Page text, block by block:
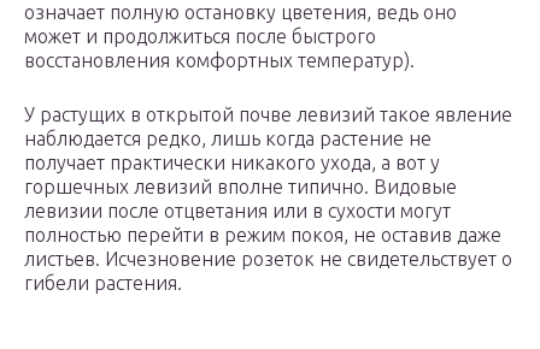
означает полную остановку цветения, ведь оно
может и продолжиться после быстрого
восстановления комфортных температур).
У растущих в открытой почве левизий такое явление
наблюдается редко, лишь когда растение не
получает практически никакого ухода, а вот у
горшечных левизий вполне типично. Видовые
левизии после отцветания или в сухости могут
полностью перейти в режим покоя, не оставив даже
листьев. Исчезновение розеток не свидетельствует о
гибели растения.